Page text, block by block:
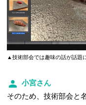
▲技術部会では趣味の話が話題
小宮さん
そのため、技術部会と